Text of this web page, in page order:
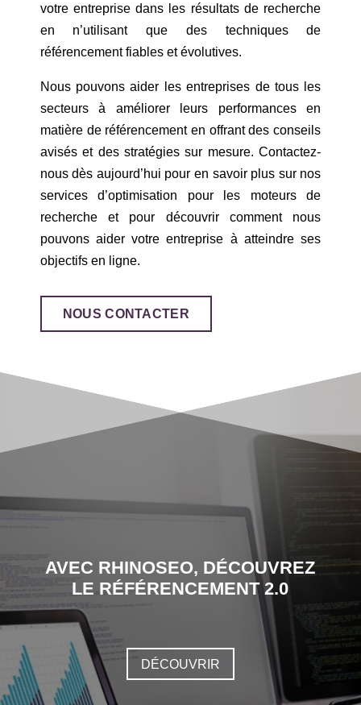
votre entreprise dans les résultats de recherche
en n’utilisant que des techniques de
référencement fiables et évolutives.
Nous pouvons aider les entreprises de tous les
secteurs à améliorer leurs performances en
matière de référencement en offrant des conseils
avisés et des stratégies sur mesure. Contactez-
nous dès aujourd’hui pour en savoir plus sur nos
services d’optimisation pour les moteurs de
recherche et pour découvrir comment nous
pouvons aider votre entreprise à atteindre ses
objectifs en ligne.
NOUS CONTACTER
AVEC RHINOSEO, DÉCOUVREZ
LE RÉFÉRENCEMENT 2.0
DÉCOUVRIR